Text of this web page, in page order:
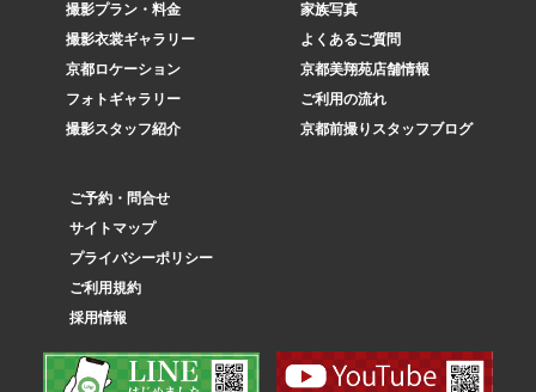
撮影プラン・料金
撮影衣裳ギャラリー
京都ロケーション
フォトギャラリー
撮影スタッフ紹介
家族写真
よくあるご質問
京都美翔苑店舗情報
ご利用の流れ
京都前撮りスタッフブログ
ご予約・問合せ
サイトマップ
プライバシーポリシー
ご利用規約
採用情報